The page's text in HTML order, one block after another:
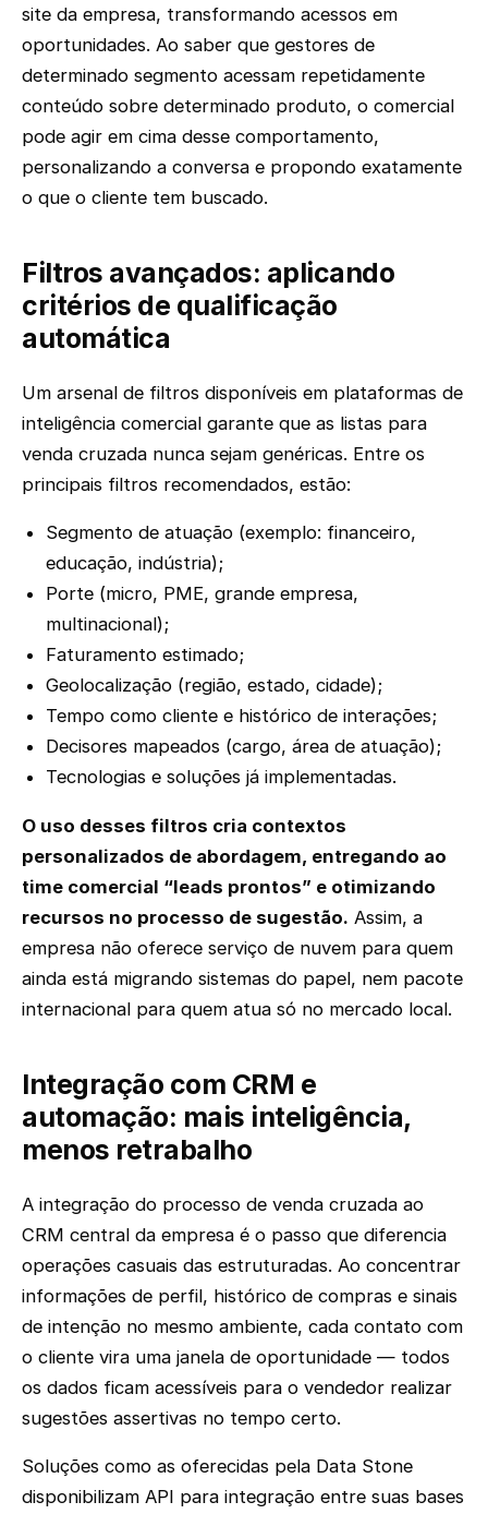
site da empresa, transformando acessos em
oportunidades. Ao saber que gestores de
determinado segmento acessam repetidamente
conteúdo sobre determinado produto, o comercial
pode agir em cima desse comportamento,
personalizando a conversa e propondo exatamente
o que o cliente tem buscado.
Filtros avançados: aplicando
critérios de qualificação
automática
Um arsenal de filtros disponíveis em plataformas de
inteligência comercial garante que as listas para
venda cruzada nunca sejam genéricas. Entre os
principais filtros recomendados, estão:
Segmento de atuação (exemplo: financeiro,
educação, indústria);
Porte (micro, PME, grande empresa,
multinacional);
Faturamento estimado;
Geolocalização (região, estado, cidade);
Tempo como cliente e histórico de interações;
Decisores mapeados (cargo, área de atuação);
Tecnologias e soluções já implementadas.
O uso desses filtros cria contextos
personalizados de abordagem, entregando ao
time comercial “leads prontos” e otimizando
recursos no processo de sugestão. Assim, a
empresa não oferece serviço de nuvem para quem
ainda está migrando sistemas do papel, nem pacote
internacional para quem atua só no mercado local.
Integração com CRM e
automação: mais inteligência,
menos retrabalho
A integração do processo de venda cruzada ao
CRM central da empresa é o passo que diferencia
operações casuais das estruturadas. Ao concentrar
informações de perfil, histórico de compras e sinais
de intenção no mesmo ambiente, cada contato com
o cliente vira uma janela de oportunidade — todos
os dados ficam acessíveis para o vendedor realizar
sugestões assertivas no tempo certo.
Soluções como as oferecidas pela Data Stone
disponibilizam API para integração entre suas bases